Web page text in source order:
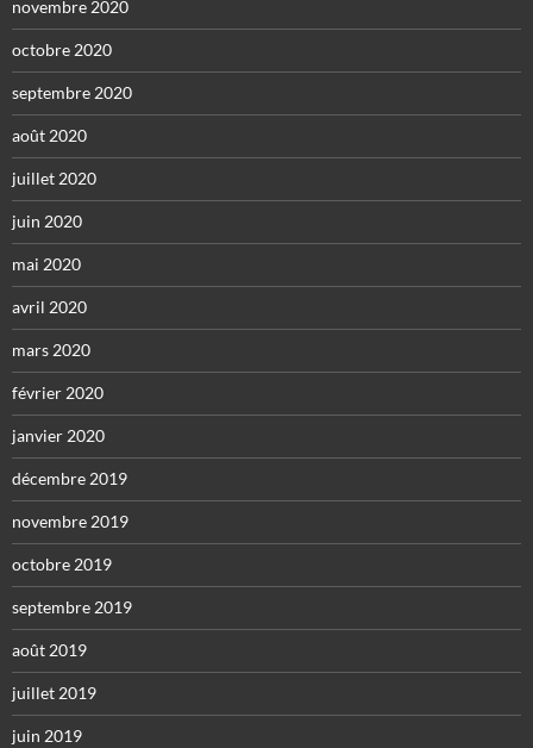
novembre 2020
octobre 2020
septembre 2020
août 2020
juillet 2020
juin 2020
mai 2020
avril 2020
mars 2020
février 2020
janvier 2020
décembre 2019
novembre 2019
octobre 2019
septembre 2019
août 2019
juillet 2019
juin 2019